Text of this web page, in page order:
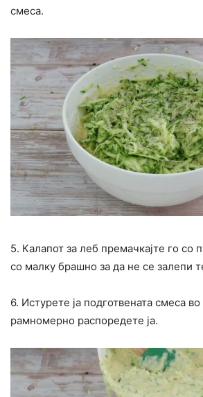
смеса.
5. Калапот за леб премачкајте го со
со малку брашно за да не се залепи
6. Истурете ја подготвената смеса
рамномерно распоредете ја.